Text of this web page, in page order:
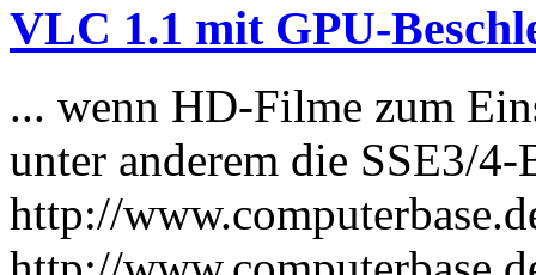
VLC 1.1 mit GPU-
... wenn HD-Filme zum
unter anderem die SSE3/
http://